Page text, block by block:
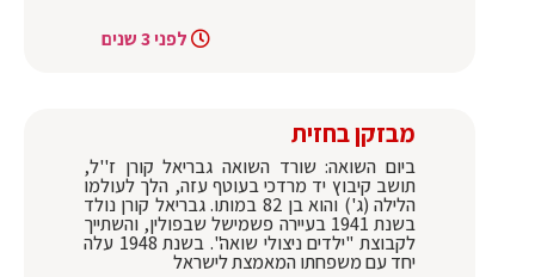
לפני 3 שנים
מבזקן בחזית
ביום השואה: שורד השואה גבריאל קורן ז''ל,
תושב קיבוץ יד מרדכי בעוטף עזה, הלך לעולמו
הלילה (ג') והוא בן 82 במותו. גבריאל קורן נולד
בשנת 1941 בעיירה פשמישל שבפולין, והשתייך
לקבוצת "ילדים ניצולי שואה". בשנת 1948 עלה
יחד עם משפחתו המאמצת לישראל